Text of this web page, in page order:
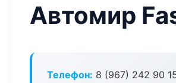
Автомир
Телефон: 8 (967) 242 90